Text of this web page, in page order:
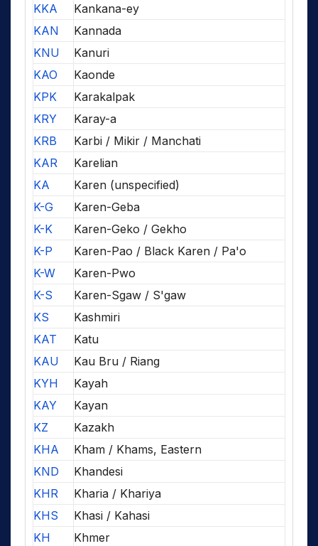
KKA
Kankana-ey
KAN
Kannada
KNU
Kanuri
KAO
Kaonde
KPK
Karakalpak
KRY
Karay-a
KRB
Karbi / Mikir / Manchati
KAR
Karelian
KA
Karen (unspecified)
K-G
Karen-Geba
K-K
Karen-Geko / Gekho
K-P
Karen-Pao / Black Karen / Pa'o
K-W
Karen-Pwo
K-S
Karen-Sgaw / S'gaw
KS
Kashmiri
KAT
Katu
KAU
Kau Bru / Riang
KYH
Kayah
KAY
Kayan
KZ
Kazakh
KHA
Kham / Khams, Eastern
KND
Khandesi
KHR
Kharia / Khariya
KHS
Khasi / Kahasi
KH
Khmer